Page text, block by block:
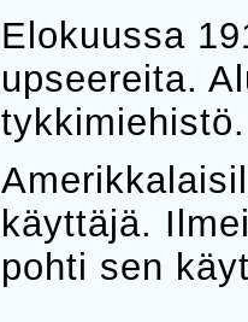
Elokuussa
upseereita.
tykkimiehistö.
käyttäjä.
pohti sen